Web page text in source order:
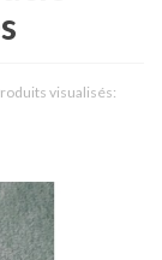
visualisés: